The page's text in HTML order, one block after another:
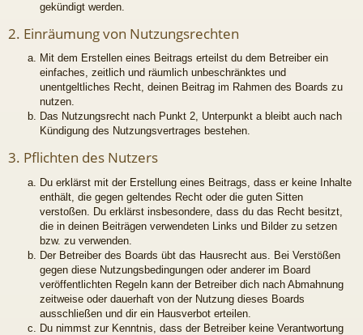
gekündigt werden.
2. Einräumung von Nutzungsrechten
Mit dem Erstellen eines Beitrags erteilst du dem Betreiber ein
einfaches, zeitlich und räumlich unbeschränktes und
unentgeltliches Recht, deinen Beitrag im Rahmen des Boards zu
nutzen.
Das Nutzungsrecht nach Punkt 2, Unterpunkt a bleibt auch nach
Kündigung des Nutzungsvertrages bestehen.
3. Pflichten des Nutzers
Du erklärst mit der Erstellung eines Beitrags, dass er keine Inhalte
enthält, die gegen geltendes Recht oder die guten Sitten
verstoßen. Du erklärst insbesondere, dass du das Recht besitzt,
die in deinen Beiträgen verwendeten Links und Bilder zu setzen
bzw. zu verwenden.
Der Betreiber des Boards übt das Hausrecht aus. Bei Verstößen
gegen diese Nutzungsbedingungen oder anderer im Board
veröffentlichten Regeln kann der Betreiber dich nach Abmahnung
zeitweise oder dauerhaft von der Nutzung dieses Boards
ausschließen und dir ein Hausverbot erteilen.
Du nimmst zur Kenntnis, dass der Betreiber keine Verantwortung